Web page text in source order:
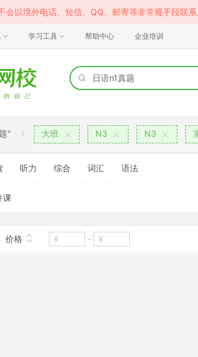
会以境外电话、短信、QQ、邮寄等非常规手段联
学习工具 帮助中心 企业培训
" 大班 N3 N3
听力 综合 词汇 语法
课
价格 -